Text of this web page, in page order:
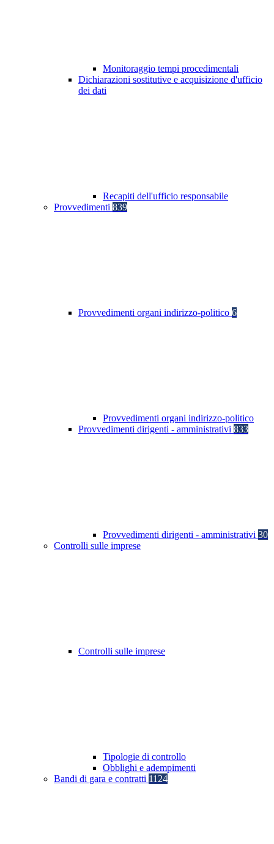
Monitoraggio tempi procedimentali
Dichiarazioni sostitutive e acquisizione d'ufficio
dei dati
Recapiti dell'ufficio responsabile
Provvedimenti 839
Provvedimenti organi indirizzo-politico 6
Provvedimenti organi indirizzo-politico
Provvedimenti dirigenti - amministrativi 833
Provvedimenti dirigenti - amministrativi 30
Controlli sulle imprese
Controlli sulle imprese
Tipologie di controllo
Obblighi e adempimenti
Bandi di gara e contratti 1124